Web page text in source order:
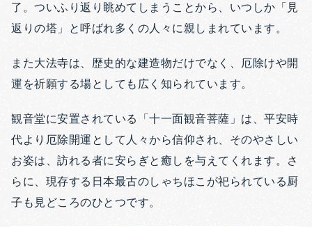
了。ついふり返り眺めてしまうことから、いつしか「見
返りの塔」と呼ばれ多くの人々に親しまれています。
また大法寺は、歴史的な建造物だけでなく、厄除けや開
運を祈願する場としても広く知られています。
観音堂に安置されている「十一面観音菩薩」は、平安時
代より厄除開運として人々から信仰され、そのやさしい
お姿は、訪れる者に安らぎと癒しを与えてくれます。さ
らに、現存する日本最古のしゃちほこが祀られている厨
子も見どころのひとつです。